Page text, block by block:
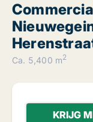
Ca. 5,400 m2
KRIJG